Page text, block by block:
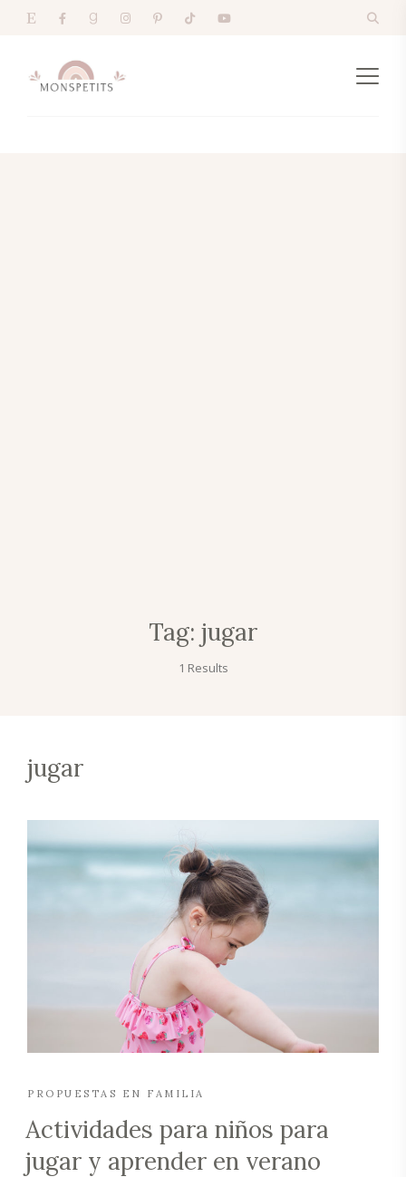
Tag: jugar
1 Results
jugar
PROPUESTAS EN FAMILIA
Actividades para niños para
jugar y aprender en verano